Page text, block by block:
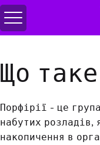
Перемкнути
меню
Що
Порфірії - це
набутих розладів,
накопичення в